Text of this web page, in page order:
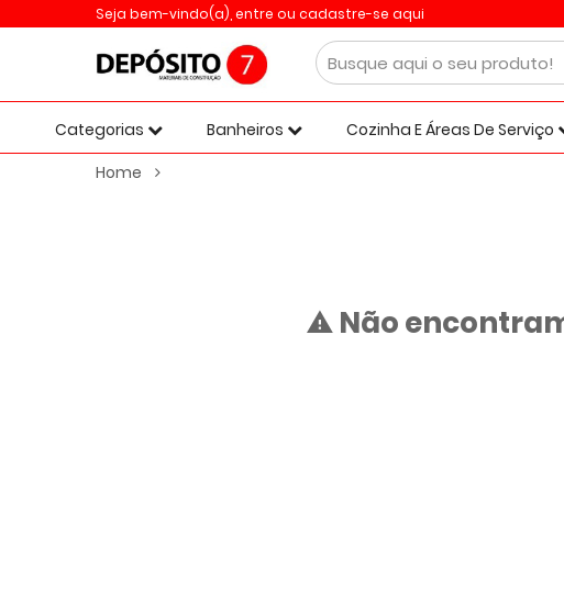
Seja bem-vindo(a), entre ou cadastre-se aqui
Categorias Banheiros Cozinha E Áreas De Serviço
Home
Não